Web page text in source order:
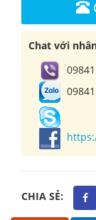
Chat với
CHIA SẺ: